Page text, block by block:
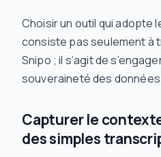
Choisir un outil qui adopte
consiste pas seulement à
Snipo ; il s’agit de
souveraineté des
Capturer le
des simples